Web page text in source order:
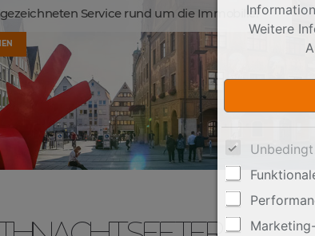
Service rund um die Immobilie!
Weitere